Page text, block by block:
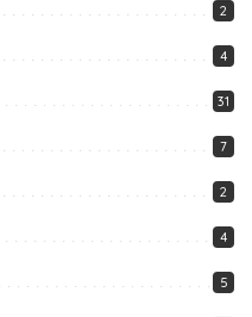
2
4
31
7
2
4
5